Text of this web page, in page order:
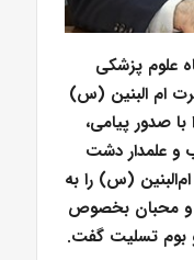
علوم پزشکی
ام البنین (س)
صدور پیامی،
و علمدار دشت
(س) را به
و محبان بخصوص
بوم تسلیت گفت.